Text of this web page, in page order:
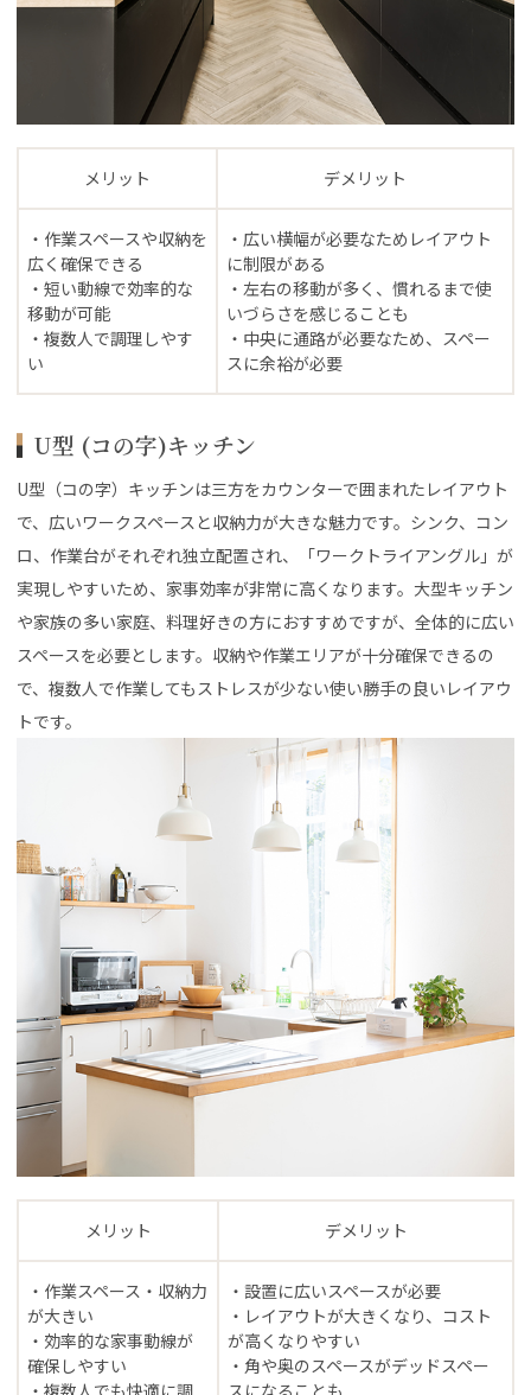
メリット デメリット
・作業スペースや収納を
広く確保できる
・短い動線で効率的な
移動が可能
・複数人で調理しやす
い
・広い横幅が必要なためレイアウト
に制限がある
・左右の移動が多く、慣れるまで使
いづらさを感じることも
・中央に通路が必要なため、スペー
スに余裕が必要
U型 (コの字)キッチン
U型（コの字）キッチンは三方をカウンターで囲まれたレイアウト
で、広いワークスペースと収納力が大きな魅力です。シンク、コン
ロ、作業台がそれぞれ独立配置され、「ワークトライアングル」が
実現しやすいため、家事効率が非常に高くなります。大型キッチン
や家族の多い家庭、料理好きの方におすすめですが、全体的に広い
スペースを必要とします。収納や作業エリアが十分確保できるの
で、複数人で作業してもストレスが少ない使い勝手の良いレイアウ
トです。
メリット デメリット
・作業スペース・収納力
が大きい
・効率的な家事動線が
確保しやすい
・設置に広いスペースが必要
・レイアウトが大きくなり、コスト
が高くなりやすい
・角や奥のスペースがデッドスペー